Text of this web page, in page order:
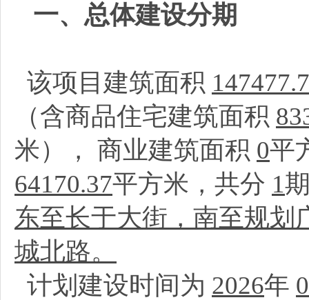
一、总体建设分期
该项目建筑面积
（含商品住宅建筑面积
米）， 商业建筑面积 0平
64170.37平方米，共分 1
东至长于大街，南至规划
城北路。
计划建设时间为 2026年